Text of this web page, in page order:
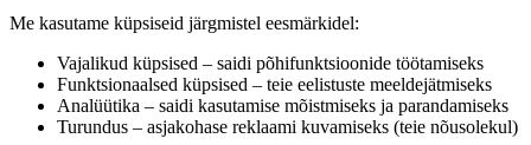
Me kasutame küpsiseid järgmistel eesmärkidel:
Vajalikud küpsised – saidi põhifunktsioonide töötamiseks
Funktsionaalsed küpsised – teie eelistuste meeldejätmiseks
Analüütika – saidi kasutamise mõistmiseks ja parandamiseks
Turundus – asjakohase reklaami kuvamiseks (teie nõusolekul)